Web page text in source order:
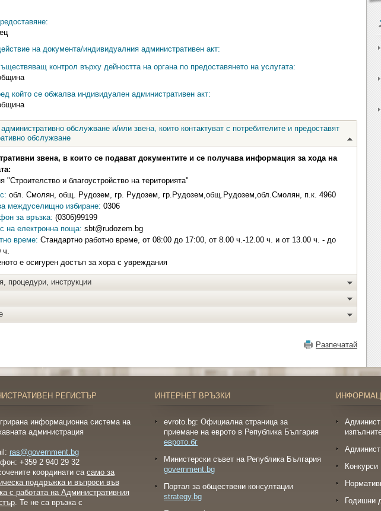
на документа/индивидуалния административен акт:
контрол върху дейността на органа по предоставянето на услугата:
който се обжалва индивидуален административен акт:
обслужване и/или звена, които контактуват с потребителите и предоставят
обслужване
звена, в които се подават документите и се получава информация за хода на
"Строителство и благоустройство на територията"
обл. Смолян, общ. Рудозем, гр. Рудозем, гр.Рудозем,общ.Рудозем,обл.Смолян, п.к. 4960
междуселищно избиране: 0306
за връзка: (0306)99199
на електронна поща: sbt@rudozem.bg
време: Стандартно работно време, от 08:00 до 17:00, от 8.00 ч.-12.00 ч. и от 13.00 ч. - до
ч.
е осигурен достъп за хора с увреждания
процедури, инструкции
Разпечатай
РЕГИСТЪР
информационна система на
администрация
ras@government.bg
+359 2 940 29 32
координати са само за
поддръжка и въпроси във
с работата на Административния
. Те не са връзка с
ИНТЕРНЕТ ВРЪЗКИ
evroto.bg: Официална страница за
приемане на еврото в Република България
еврото.бг
Министерски съвет на Република България
government.bg
Портал за обществени консултации
strategy.bg
Конкурси
Годишни